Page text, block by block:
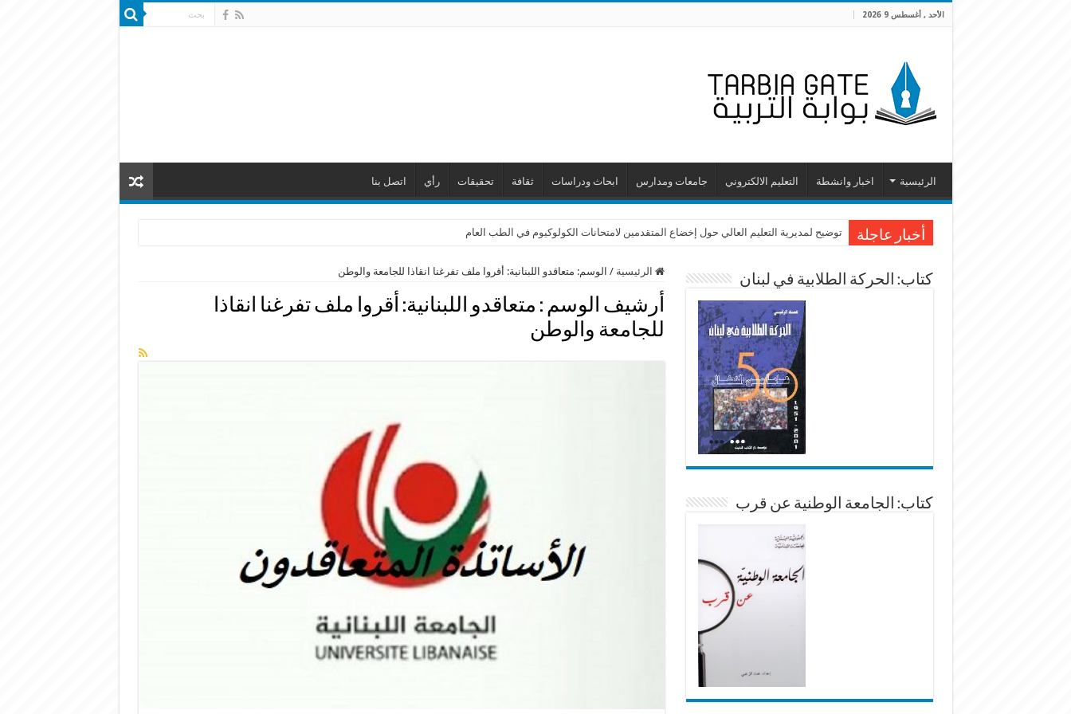
الأحد , أغسطس 9 2026
الرئيسية اخبار وانشطة التعليم الالكتروني جامعات ومدارس ابحاث ودراسات ثقافة تحقيقات رأي اتصل بنا
أخبار عاجلة توضيح لمديرية التعليم العالي حول إخضاع المتقدمين لامتحانات الكولوكيوم في الطب العام
الرئيسية / الوسم: متعاقدو اللبنانية: أقروا ملف تفرغنا انقاذا للجامعة والوطن
أرشيف الوسم : متعاقدو اللبنانية: أقروا ملف تفرغنا انقاذا
للجامعة والوطن
كتاب: الحركة الطلابية في لبنان
كتاب: الجامعة الوطنية عن قرب